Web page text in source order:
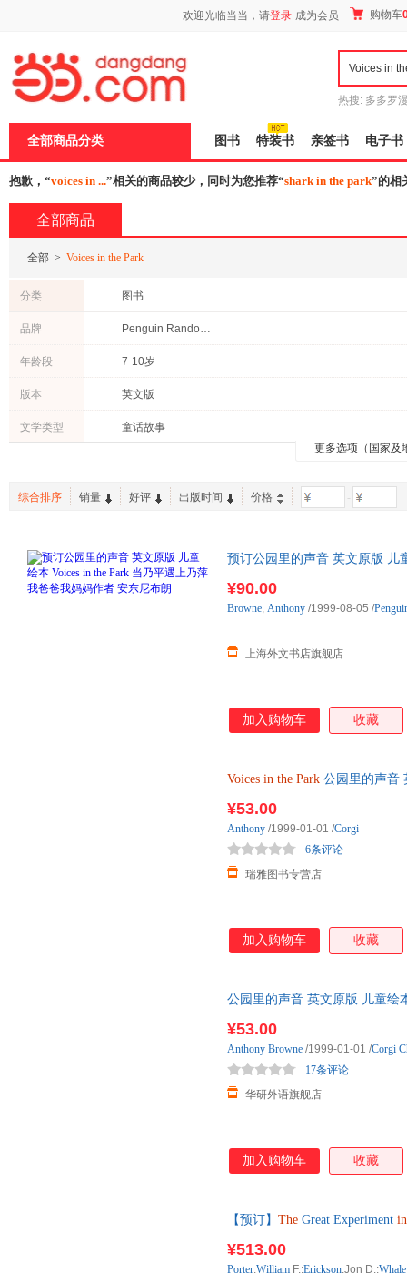
欢迎光临当当，请登录 成为会员 购物车
热搜: 多多罗
全部商品分类 图书 特装书 亲签书 电子书
抱歉，“voices in ...”相关的商品较少，同时为您推荐“shark in the park”的相
全部商品
全部 > Voices in the Park
分类 图书
品牌 Penguin Random House
年龄段 7-10岁
版本 英文版
文学类型
童话故事
更多选项（国家及
综合排序 销量 好评 出版时间 价格 -
预订公园里的声音 英文原版 儿
¥90.00
上海外文书店旗舰店
Browne, Anthony /1999-08-05 /
加入购物车 收藏
Voices in the Park 公园里的声音
¥53.00
瑞雅图书专营店
6条评论
Anthony /1999-01-01 /Corgi
加入购物车 收藏
公园里的声音 英文原版 儿童绘
¥53.00
华研外语旗舰店
17条评论
Anthony Browne /1999-01-01 /Corgi
加入购物车 收藏
【预订】 The Great Experiment in
¥513.00
Porter,William F.;Erickson,Jon D.;
页
面,
波